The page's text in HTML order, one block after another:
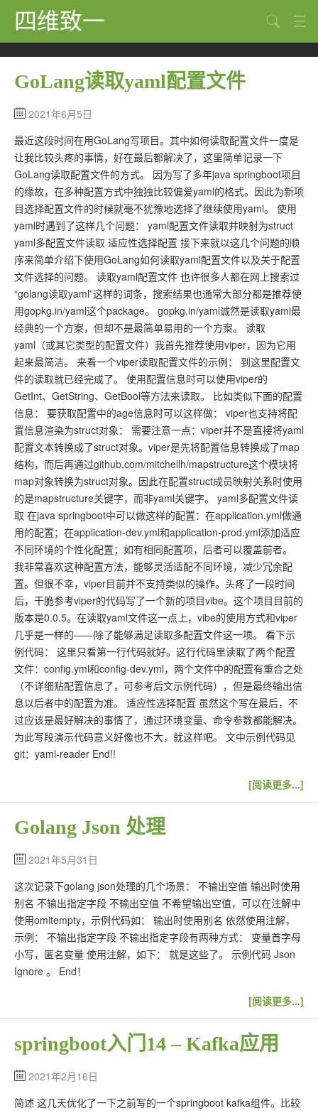
四维致一
Java
大数据
Python
Scala
GoLang
工程
Bug
Tricks
想法
搜索
GoLang读取yaml配置文件
2021年6月5日
最近这段时间在用GoLang写项目。其中如何读取配置文件一度是
让我比较头疼的事情，好在最后都解决了，这里简单记录一下
GoLang读取配置文件的方式。 因为写了多年java springboot项目
的缘故，在多种配置方式中独独比较偏爱yaml的格式。因此为新项
目选择配置文件的时候就毫不犹豫地选择了继续使用yaml。 使用
yaml时遇到了这样几个问题： yaml配置文件读取并映射为struct
yaml多配置文件读取 适应性选择配置 接下来就以这几个问题的顺
序来简单介绍下使用GoLang如何读取yaml配置文件以及关于配置
文件选择的问题。 读取yaml配置文件 也许很多人都在网上搜索过
“golang读取yaml”这样的词条，搜索结果也通常大部分都是推荐使
用gopkg.in/yaml这个package。 gopkg.in/yaml诚然是读取yaml最
经典的一个方案，但却不是最简单易用的一个方案。 读取
yaml（或其它类型的配置文件）我首先推荐使用viper，因为它用
起来最简洁。 来看一个viper读取配置文件的示例： 到这里配置文
件的读取就已经完成了。 使用配置信息时可以使用viper的
GetInt、GetString、GetBool等方法来读取。 比如类似下面的配置
信息： 要获取配置中的age信息时可以这样做： viper也支持将配
置信息渲染为struct对象： 需要注意一点：viper并不是直接将yaml
配置文本转换成了struct对象。viper是先将配置信息转换成了map
结构，而后再通过github.com/mitchellh/mapstructure这个模块将
map对象转换为struct对象。因此在配置struct成员映射关系时使用
的是mapstructure关键字，而非yaml关键字。 yaml多配置文件读
取 在java springboot中可以做这样的配置：在application.yml做通
用的配置；在application-dev.yml和application-prod.yml添加适应
不同环境的个性化配置；如有相同配置项，后者可以覆盖前者。
我非常喜欢这种配置方法，能够灵活适配不同环境，减少冗余配
置。但很不幸，viper目前并不支持类似的操作。头疼了一段时间
后，干脆参考viper的代码写了一个新的项目vibe。这个项目目前的
版本是0.0.5。在读取yaml文件这一点上，vibe的使用方式和viper
几乎是一样的——除了能够满足读取多配置文件这一项。 看下示
例代码： 这里只看第一行代码就好。这行代码里读取了两个配置
文件：config.yml和config-dev.yml，两个文件中的配置有重合之处
（不详细贴配置信息了，可参考后文示例代码），但是最终输出信
息以后者中的配置为准。 适应性选择配置 虽然这个写在最后，不
过应该是最好解决的事情了，通过环境变量、命令参数都能解决。
为此写段演示代码意义好像也不大，就这样吧。 文中示例代码见
git：yaml-reader End!!
[阅读更多...]
Golang Json 处理
2021年5月31日
这次记录下golang json处理的几个场景： 不输出空值 输出时使用
别名 不输出指定字段 不输出空值 不希望输出空值，可以在注解中
使用omitempty，示例代码如： 输出时使用别名 依然使用注解，
示例： 不输出指定字段 不输出指定字段有两种方式： 变量首字母
小写，匿名变量 使用注解，如下： 就是这些了。 示例代码 Json
Ignore 。 End！
[阅读更多...]
springboot入门14 – Kafka应用
2021年2月16日
简述 这几天优化了一下之前写的一个springboot kafka组件。比较